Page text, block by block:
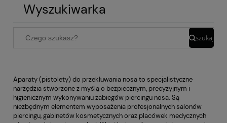
Wyszukiwarka
szukaj
Aparaty (pistolety) do przekłuwania nosa to specjalistyczne
narzędzia stworzone z myślą o bezpiecznym, precyzyjnym i
higienicznym wykonywaniu zabiegów piercingu nosa. Są
niezbędnym elementem wyposażenia profesjonalnych salonów
piercingu, gabinetów kosmetycznych oraz placówek medycznych